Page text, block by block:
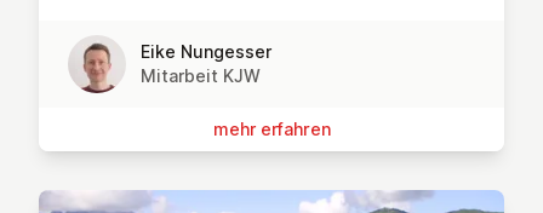
Eike Nungesser
Mitarbeit KJW
mehr erfahren